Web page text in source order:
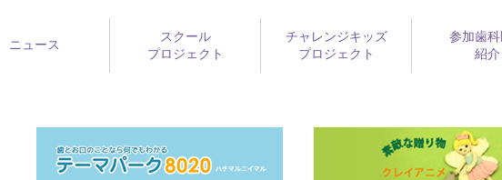
ニュース
スクール
プロジェクト
チャレンジキッズ
プロジェクト
参加歯
紹介